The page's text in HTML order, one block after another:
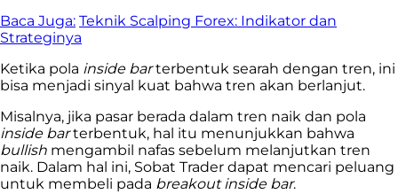
Baca Juga: Teknik Scalping Forex: Indikator dan
Strateginya
Ketika pola inside barterbentuk searah dengan tren, ini
bisa menjadi sinyal kuat bahwa tren akan berlanjut.
Misalnya, jika pasar berada dalam tren naik dan pola
inside barterbentuk, hal itu menunjukkan bahwa
bullish mengambil nafas sebelum melanjutkan tren
naik. Dalam hal ini, Sobat Trader dapat mencari peluang
untuk membeli pada breakout inside bar.